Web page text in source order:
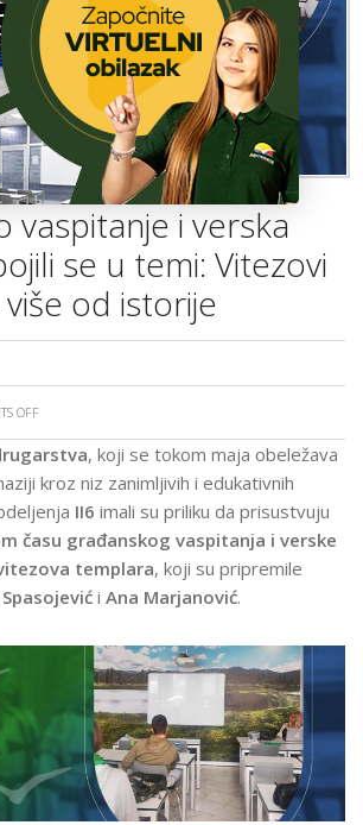
vaspitanje i verska
se u temi: Vitezovi
od istorije
OFF
GRAĐANSKO
VASPITANJE
VERSKA
NASTAVA
VITEZOVI
TEMPLARI
–
VIŠE
, koji se tokom maja obeležava
kroz niz zanimljivih i edukativnih
II6 imali su priliku da prisustvuju
času građanskog vaspitanja i verske
templara, koji su pripremile
i Ana Marjanović.